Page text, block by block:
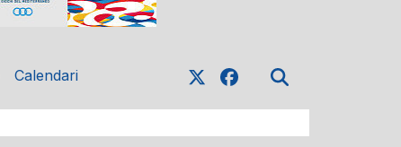
Calendari